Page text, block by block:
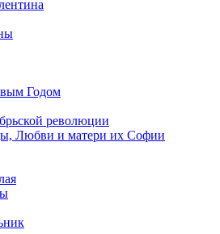
Годом
революции
Любви и матери их Софии